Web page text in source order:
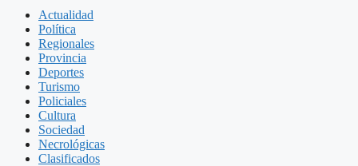
Actualidad
Política
Regionales
Provincia
Deportes
Turismo
Policiales
Cultura
Sociedad
Necrológicas
Clasificados